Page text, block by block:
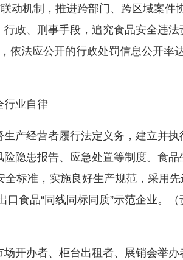
动机制，推进跨部门、跨区域案
政、刑事手段，追究食品安全违法
依法应公开的行政处罚信息公开率
业自律
经营者履行法定义务，建立并执
隐患报告、应急处置等制度。食
标准，实施良好生产规范，采用
口食品“同线同标同质”示范企业。
办者、柜台出租者、展销会举办